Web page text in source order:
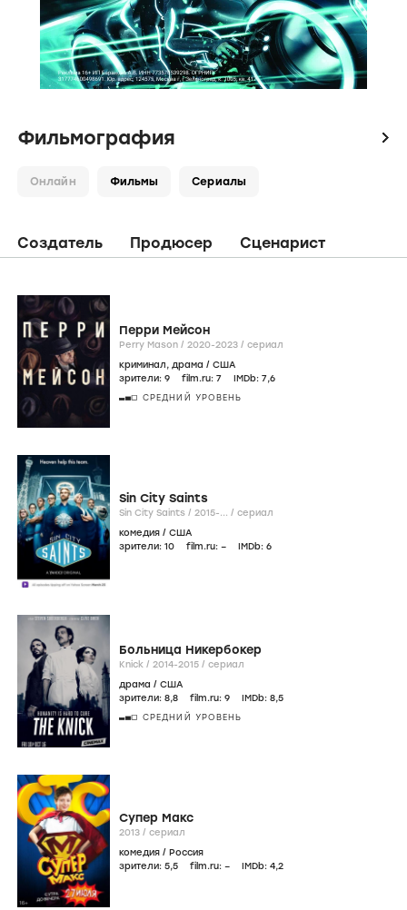
Фильмография icon
Онлайн Фильмы Сериалы
Создатель Продюсер Сценарист
Перри Мейсон
Perry Mason / 2020-2023 / сериал
криминал, драма / США
зрители: 9 film.ru: 7 IMDb: 7,6
СРЕДНИЙ УРОВЕНЬ
Sin City Saints
Sin City Saints / 2015-... / сериал
комедия / США
зрители: 10 film.ru: – IMDb: 6
Больница Никербокер
Knick / 2014-2015 / сериал
драма / США
зрители: 8,8 film.ru: 9 IMDb: 8,5
СРЕДНИЙ УРОВЕНЬ
Супер Макс
2013 / сериал
комедия / Россия
зрители: 5,5 film.ru: – IMDb: 4,2